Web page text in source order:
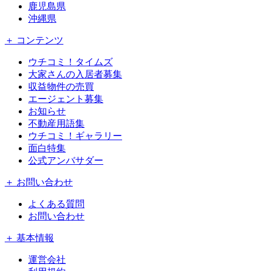
鹿児島県
沖縄県
＋ コンテンツ
ウチコミ！タイムズ
大家さんの入居者募集
収益物件の売買
エージェント募集
お知らせ
不動産用語集
ウチコミ！ギャラリー
面白特集
公式アンバサダー
＋ お問い合わせ
よくある質問
お問い合わせ
＋ 基本情報
運営会社